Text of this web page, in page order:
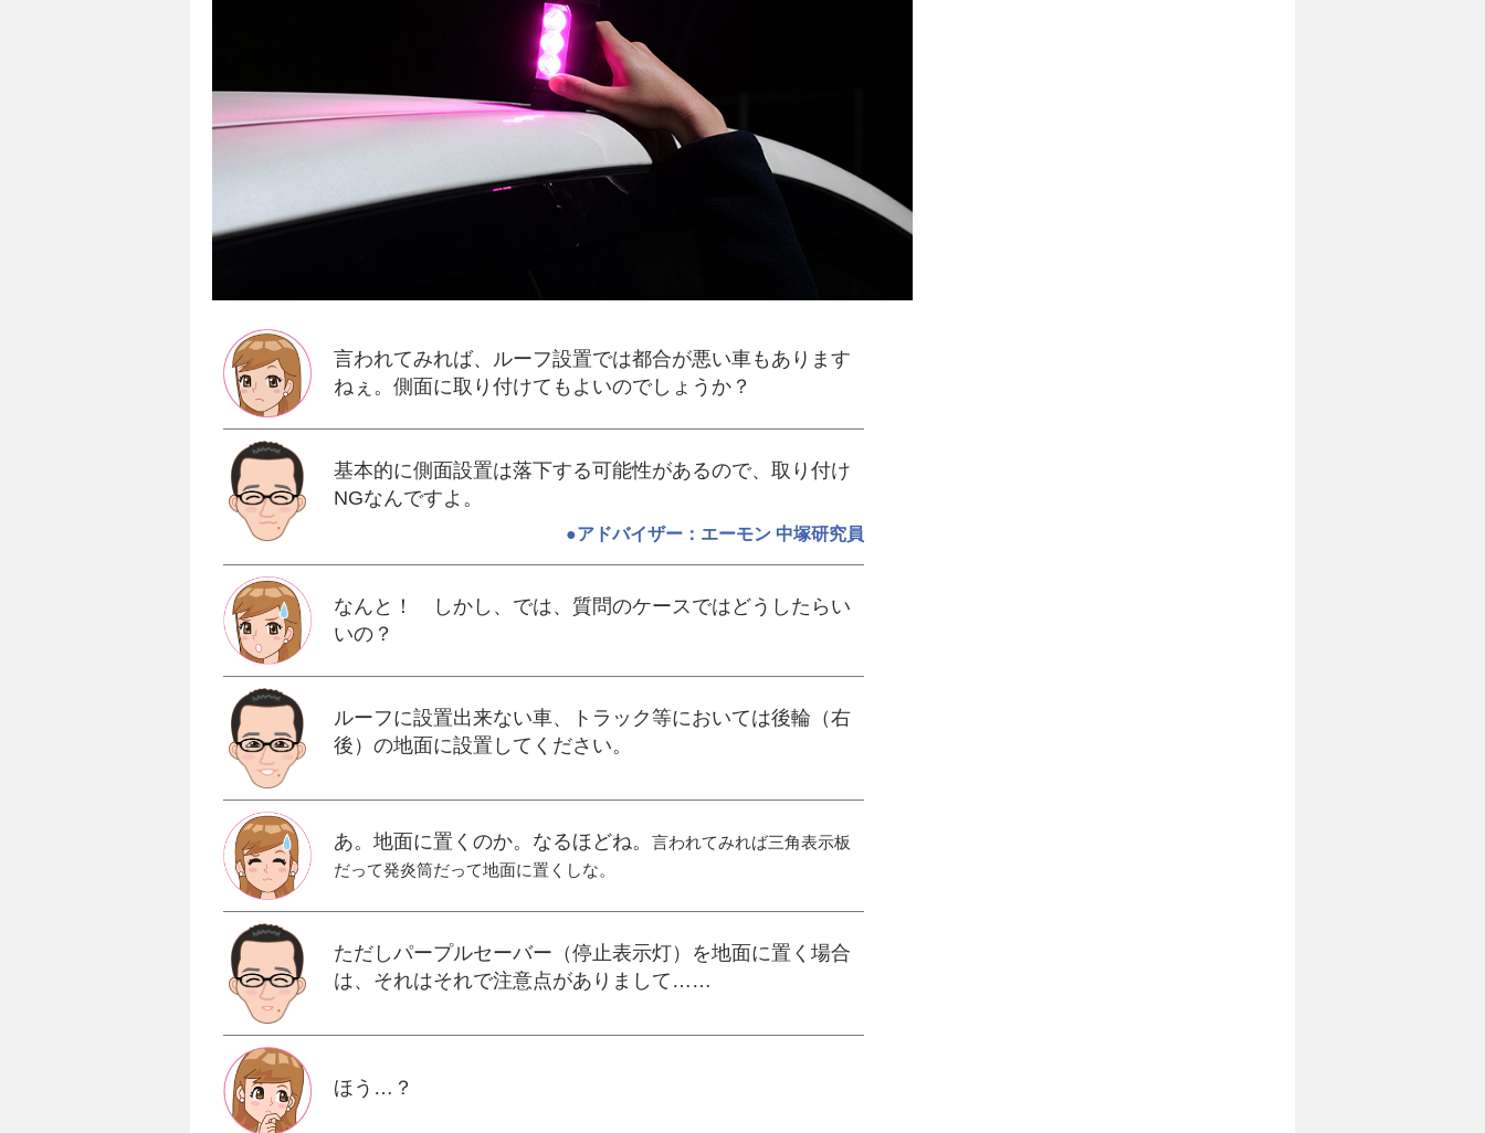
言われてみれば、ルーフ設置では都合が悪い車もあります
ねぇ。側面に取り付けてもよいのでしょうか？
基本的に側面設置は落下する可能性があるので、取り付け
NGなんですよ。
●アドバイザー：エーモン 中塚研究員
なんと！ しかし、では、質問のケースではどうしたらい
いの？
ルーフに設置出来ない車、トラック等においては後輪（右
後）の地面に設置してください。
あ。地面に置くのか。なるほどね。 言われてみれば三角表示板
だって発炎筒だって地面に置くしな。
ただしパープルセーバー（停止表示灯）を地面に置く場合
は、それはそれで注意点がありまして……
ほう…？